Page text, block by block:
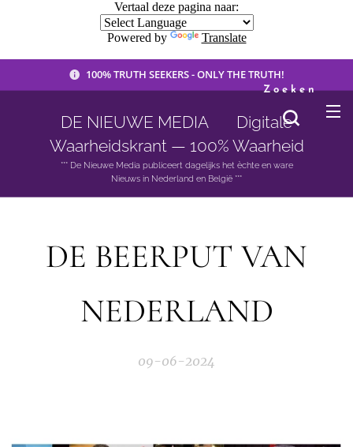
Vertaal deze pagina naar:
Powered by Translate
100% TRUTH SEEKERS - ONLY THE TRUTH!
DE NIEUWE MEDIA 🟣 Digitale
Waarheidskrant — 100% Waarheid
*** De Nieuwe Media publiceert dagelijks het èchte en ware
Nieuws in Nederland en België ***
Zoeken
DE BEERPUT VAN
NEDERLAND
09-06-2024